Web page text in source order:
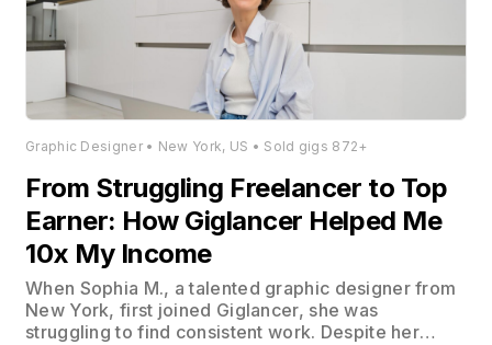
Graphic Designer • New York, US • Sold gigs 872+
From Struggling Freelancer to Top
Earner: How Giglancer Helped Me
10x My Income
When Sophia M., a talented graphic designer from
New York, first joined Giglancer, she was
struggling to find consistent work. Despite her